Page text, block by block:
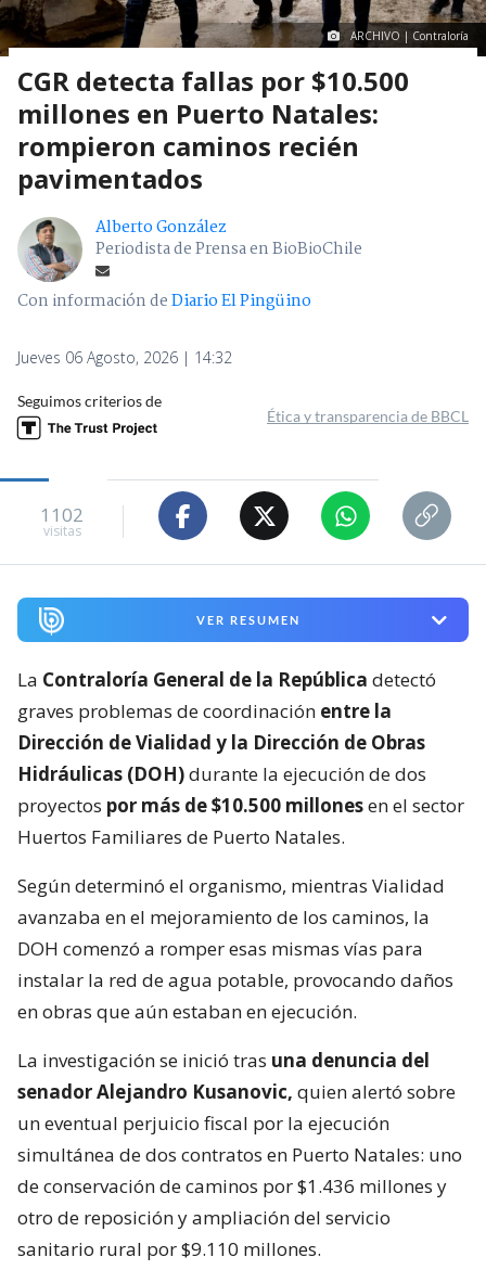
ARCHIVO | Contraloría
CGR detecta fallas por $10.500
millones en Puerto Natales:
rompieron caminos recién
pavimentados
Alberto González
Periodista de Prensa en BioBioChile
Con información deDiario El Pingüino
Jueves 06 Agosto, 2026 | 14:32
Seguimos criterios de
Ética y transparencia de BBCL
1102
visitas
VER RESUMEN
La Contraloría General de la República detectó
graves problemas de coordinación entre la
Dirección de Vialidad y la Dirección de Obras
Hidráulicas (DOH)durante la ejecución de dos
proyectos por más de $10.500 millonesen el sector
Huertos Familiares de Puerto Natales.
Según determinó el organismo, mientras Vialidad
avanzaba en el mejoramiento de los caminos, la
DOH comenzó a romper esas mismas vías para
instalar la red de agua potable, provocando daños
en obras que aún estaban en ejecución.
La investigación se inició tras una denuncia del
senador Alejandro Kusanovic, quien alertó sobre
un eventual perjuicio fiscal por la ejecución
simultánea de dos contratos en Puerto Natales: uno
de conservación de caminos por $1.436 millones y
otro de reposición y ampliación del servicio
sanitario rural por $9.110 millones.